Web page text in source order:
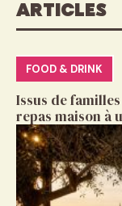
ARTICLES
FOOD & DRINK
Issus de
repas maison à